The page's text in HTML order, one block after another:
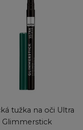
tužka na oči Ultra
Glimmerstick